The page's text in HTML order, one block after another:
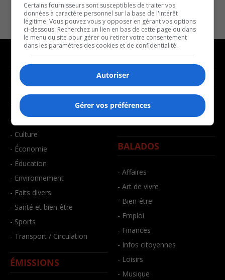
NOUVELLES
- Affaires municipales
- Communauté / Social
- Culture
- Économie
- Éducation
- Environnement
- Faits divers
- Santé et bien-être
- Sports
- Transport / Circulation
ÉMISSIONS
MUSIQUE
- Décompte franco
- Joué récemment
BALADOS
- Affaires
- Art de vivre
- Bien-être
- Emploi
- Finances
- Infos citoyennes
- Loisirs
- Musique
Certains fournisseurs sont susceptibles de traiter vos
données à caractère personnel sur la base de l'intérêt
légitime. Vous pouvez vous y opposer en gérant vos options
ci-dessous. Recherchez un lien en bas de cette page ou dans
le menu du site pour gérer ou retirer votre consentement
dans les paramètres des cookies et de confidentialité.
Autoriser
Gérer vos préférences